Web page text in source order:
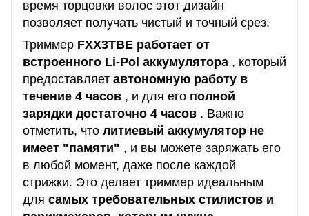
время торцовки волос этот дизайн
позволяет получать чистый и точный срез.
Триммер FXX3TBE работает от
встроенного Li-Pol аккумулятора , который
предоставляет автономную работу в
течение 4 часов , и для его полной
зарядки достаточно 4 часов . Важно
отметить, что литиевый аккумулятор не
имеет "памяти" , и вы можете заряжать его
в любой момент, даже после каждой
стрижки. Это делает триммер идеальным
для самых требовательных стилистов и